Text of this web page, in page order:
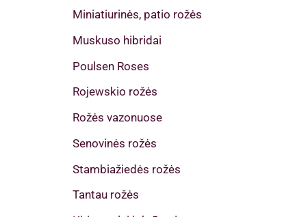
Miniatiurinės, patio rožės
Muskuso hibridai
Poulsen Roses
Rojewskio rožės
Rožės vazonuose
Senovinės rožės
Stambiažiedės rožės
Tantau rožės